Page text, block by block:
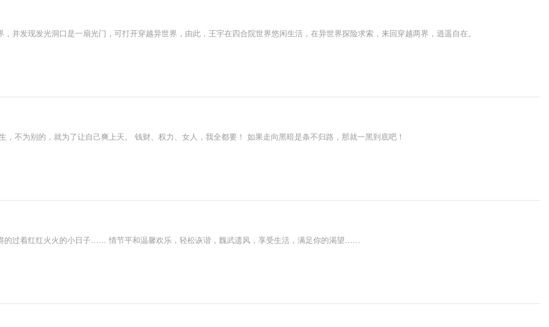
并发现发光洞口是一扇光门，可打开穿越异世界，由此，王宇在四合院世界悠闲生活，在异世界探险求索，来回穿越两界，逍遥自在。
不为别的，就为了让自己爽上天。 钱财、权力、女人，我全都要！ 如果走向黑暗是条不归路，那就一黑到底吧！
的过着红红火火的小日子…… 情节平和温馨欢乐，轻松诙谐，魏武遗风，享受生活，满足你的渴望……